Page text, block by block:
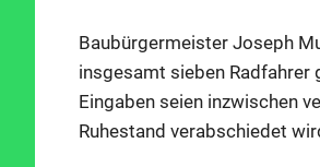
Baubürgermeister Joseph
insgesamt sieben Radfahrer
Eingaben seien inzwischen
Ruhestand verabschiedet